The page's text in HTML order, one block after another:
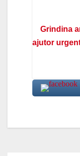
Grindina
ajutor